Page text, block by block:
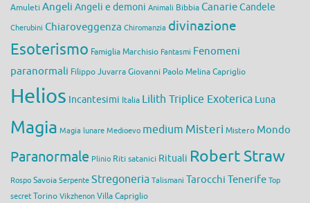
Amuleti Angeli Angeli e demoni Animali Bibbia CanarieCandele
Cherubini Chiaroveggenza Chiromanzia divinazione
Esoterismo Famiglia Marchisio Fantasmi Fenomeni
paranormali Filippo JuvarraGiovanni Paolo Melina Capriglio
Helios Incantesimi Italia Lilith Triplice Exoterica Luna
Magia Magia lunare Medioevo medium Misteri Mistero Mondo
Paranormale Plinio Riti satanici Rituali Robert Straw
Rospo Savoia Serpente Stregoneria Talismani Tarocchi Tenerife Top
secret Torino Vikzhenon Villa Capriglio